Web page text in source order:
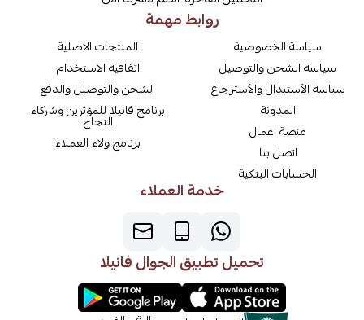
روابط مهمة
سياسة الخصوصية
سياسة الشحن والتوصيل
سياسة الأستبدال والأسترجاع
المدونة
منصة اعمال
اتصل بنا
الحسابات البنكية
المنتجات الاصلية
اتفاقية الاستخدام
الشحن والتوصيل والدفع
برنامج فانيلا للمؤثرين وشركاء
النجاح
برنامج ولاء العملاء
خدمة العملاء
تحميل تطبيق الجوال فانيلا